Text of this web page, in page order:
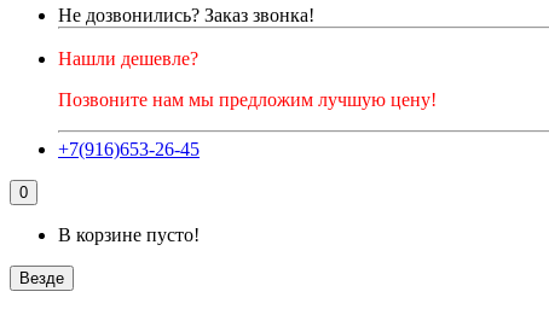
Не дозвонились? Заказ звонка!
Нашли дешевле?
Позвоните нам мы предложим лучшую цену!
+7(916)653-26-45
0
В корзине пусто!
Везде